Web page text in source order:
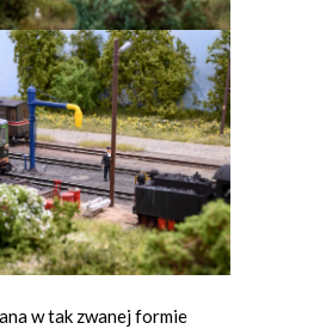
w tak zwanej formie